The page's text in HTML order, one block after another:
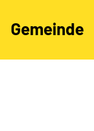
Gemeinde